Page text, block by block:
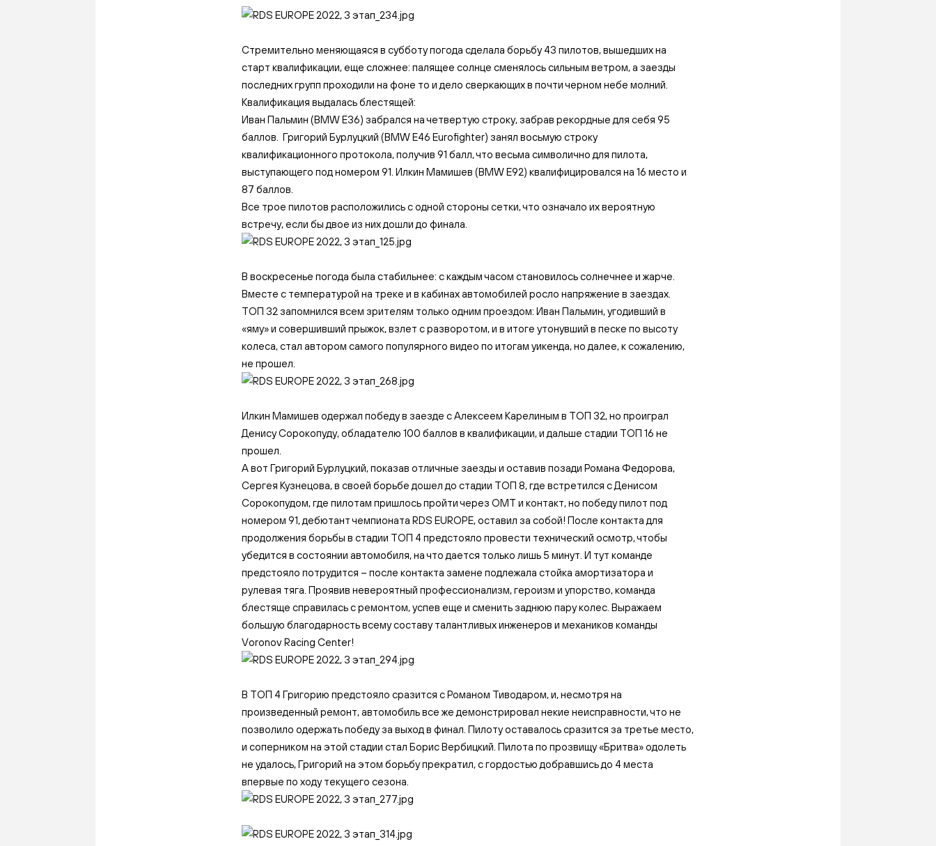
Стремительно меняющаяся в субботу погода сделала борьбу 43 пилотов, вышедших на
старт квалификации, еще сложнее: палящее солнце сменялось сильным ветром, а заезды
последних групп проходили на фоне то и дело сверкающих в почти черном небе молний.
Квалификация выдалась блестящей:
Иван Пальмин (BMW E36) забрался на четвертую строку, забрав рекордные для себя 95
баллов. Григорий Бурлуцкий (BMW E46 Eurofighter) занял восьмую строку
квалификационного протокола, получив 91 балл, что весьма символично для пилота,
выступающего под номером 91. Илкин Мамишев (BMW E92) квалифицировался на 16 место и
87 баллов.
Все трое пилотов расположились с одной стороны сетки, что означало их вероятную
встречу, если бы двое из них дошли до финала.
В воскресенье погода была стабильнее: с каждым часом становилось солнечнее и жарче.
Вместе с температурой на треке и в кабинах автомобилей росло напряжение в заездах.
ТОП 32 запомнился всем зрителям только одним проездом: Иван Пальмин, угодивший в
«яму» и совершивший прыжок, взлет с разворотом, и в итоге утонувший в песке по высоту
колеса, стал автором самого популярного видео по итогам уикенда, но далее, к сожалению,
не прошел.
Илкин Мамишев одержал победу в заезде с Алексеем Карелиным в ТОП 32, но проиграл
Денису Сорокопуду, обладателю 100 баллов в квалификации, и дальше стадии ТОП 16 не
прошел.
А вот Григорий Бурлуцкий, показав отличные заезды и оставив позади Романа Федорова,
Сергея Кузнецова, в своей борьбе дошел до стадии ТОП 8, где встретился с Денисом
Сорокопудом, где пилотам пришлось пройти через ОМТ и контакт, но победу пилот под
номером 91, дебютант чемпионата RDS EUROPE, оставил за собой! После контакта для
продолжения борьбы в стадии ТОП 4 предстояло провести технический осмотр, чтобы
убедится в состоянии автомобиля, на что дается только лишь 5 минут. И тут команде
предстояло потрудится – после контакта замене подлежала стойка амортизатора и
рулевая тяга. Проявив невероятный профессионализм, героизм и упорство, команда
блестяще справилась с ремонтом, успев еще и сменить заднюю пару колес. Выражаем
большую благодарность всему составу талантливых инженеров и механиков команды
Voronov Racing Center!
В ТОП 4 Григорию предстояло сразится с Романом Тиводаром, и, несмотря на
произведенный ремонт, автомобиль все же демонстрировал некие неисправности, что не
позволило одержать победу за выход в финал. Пилоту оставалось сразится за третье место,
и соперником на этой стадии стал Борис Вербицкий. Пилота по прозвищу «Бритва» одолеть
не удалось, Григорий на этом борьбу прекратил, с гордостью добравшись до 4 места
впервые по ходу текущего сезона.